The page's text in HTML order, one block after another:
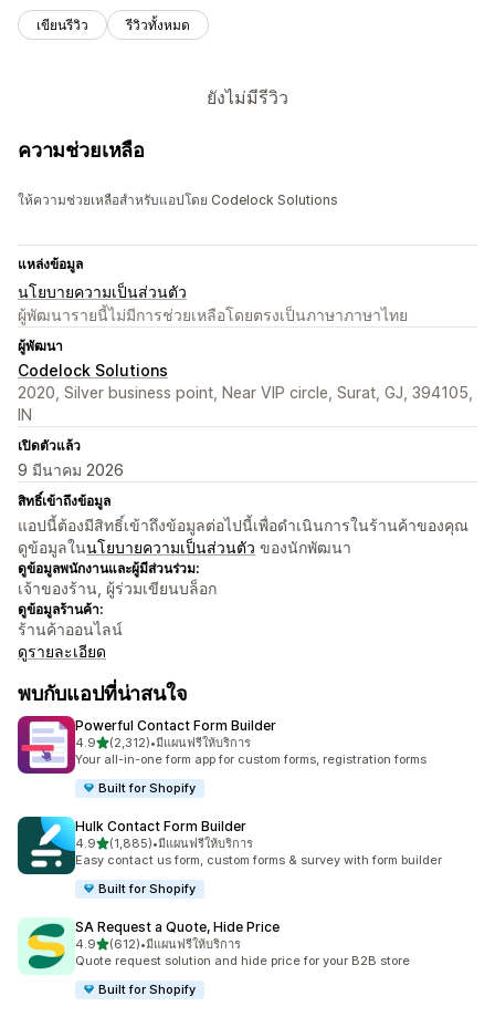
เขียนรีวิว รีวิวทั้งหมด
ยังไม่มีรีวิว
ความช่วยเหลือ
ให้ความช่วยเหลือสำหรับแอปโดย Codelock Solutions
แหล่งข้อมูล
นโยบายความเป็นส่วนตัว
ผู้พัฒนารายนี้ไม่มีการช่วยเหลือโดยตรงเป็นภาษาภาษาไทย
ผู้พัฒนา
Codelock Solutions
2020, Silver business point, Near VIP circle, Surat, GJ, 394105,
IN
เปิดตัวแล้ว
9 มีนาคม 2026
สิทธิ์เข้าถึงข้อมูล
แอปนี้ต้องมีสิทธิ์เข้าถึงข้อมูลต่อไปนี้เพื่อดำเนินการในร้านค้าของคุณ
ดูข้อมูลในนโยบายความเป็นส่วนตัว ของนักพัฒนา
ดูข้อมูลพนักงานและผู้มีส่วนร่วม:
เจ้าของร้าน, ผู้ร่วมเขียนบล็อก
ดูข้อมูลร้านค้า:
ร้านค้าออนไลน์
ดูรายละเอียด
พบกับแอปที่น่าสนใจ
Powerful Contact Form Builder
4.9เต็ม 5 ดาว
(2,312)
ทั้งหมด 2312 รีวิว
•มีแผนฟรีให้บริการ
Your all-in-one form app for custom forms, registration forms
Built for Shopify
Hulk Contact Form Builder
4.9เต็ม 5 ดาว
(1,885)
ทั้งหมด 1885 รีวิว
•มีแผนฟรีให้บริการ
Easy contact us form, custom forms & survey with form builder
Built for Shopify
SA Request a Quote, Hide Price
4.9เต็ม 5 ดาว
(612)
ทั้งหมด 612 รีวิว
•มีแผนฟรีให้บริการ
Quote request solution and hide price for your B2B store
Built for Shopify